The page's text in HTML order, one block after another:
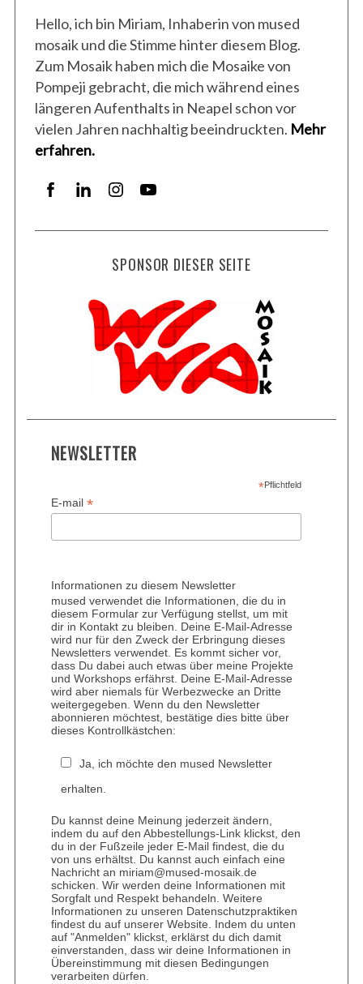
Hello, ich bin Miriam, Inhaberin von mused
mosaik und die Stimme hinter diesem Blog.
Zum Mosaik haben mich die Mosaike von
Pompeji gebracht, die mich während eines
längeren Aufenthalts in Neapel schon vor
vielen Jahren nachhaltig beeindruckten. Mehr
erfahren.
SPONSOR DIESER SEITE
NEWSLETTER
*Pflichtfeld
E-mail *
Informationen zu diesem Newsletter
mused verwendet die Informationen, die du in
diesem Formular zur Verfügung stellst, um mit
dir in Kontakt zu bleiben. Deine E-Mail-Adresse
wird nur für den Zweck der Erbringung dieses
Newsletters verwendet. Es kommt sicher vor,
dass Du dabei auch etwas über meine Projekte
und Workshops erfährst. Deine E-Mail-Adresse
wird aber niemals für Werbezwecke an Dritte
weitergegeben. Wenn du den Newsletter
abonnieren möchtest, bestätige dies bitte über
dieses Kontrollkästchen:
Ja, ich möchte den mused Newsletter
erhalten.
Du kannst deine Meinung jederzeit ändern,
indem du auf den Abbestellungs-Link klickst, den
du in der Fußzeile jeder E-Mail findest, die du
von uns erhältst. Du kannst auch einfach eine
Nachricht an miriam@mused-mosaik.de
schicken. Wir werden deine Informationen mit
Sorgfalt und Respekt behandeln. Weitere
Informationen zu unseren Datenschutzpraktiken
findest du auf unserer Website. Indem du unten
auf "Anmelden" klickst, erklärst du dich damit
einverstanden, dass wir deine Informationen in
Übereinstimmung mit diesen Bedingungen
verarbeiten dürfen.